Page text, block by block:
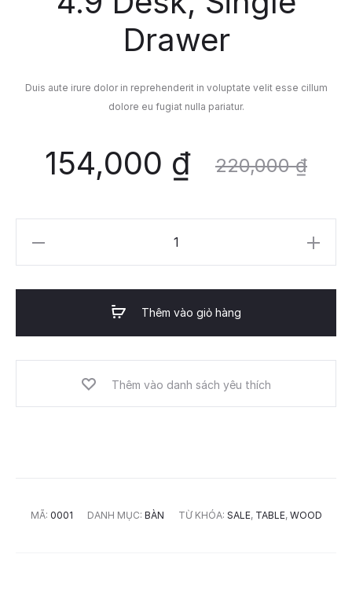
Drawer
Duis aute irure dolor in reprehenderit in voluptate velit esse cillum
dolore eu fugiat nulla pariatur.
220,000₫
154,000 ₫
Thêm vào giỏ hàng
Thêm vào danh sách yêu thích
MÃ: 0001 DANH MỤC: BÀN TỪ KHÓA: SALE, TABLE, WOOD